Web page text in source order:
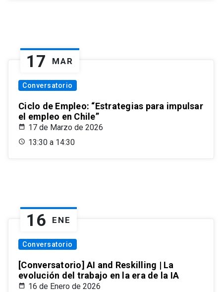
17 MAR
Conversatorio
Ciclo de Empleo: “Estrategias para impulsar
el empleo en Chile”
17 de Marzo de 2026
13:30 a 14:30
16 ENE
Conversatorio
[Conversatorio] AI and Reskilling | La
evolución del trabajo en la era de la IA
16 de Enero de 2026